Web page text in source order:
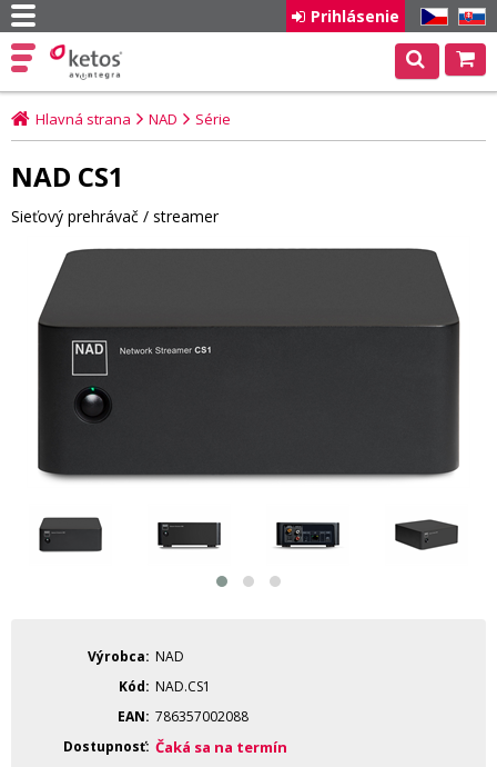
CZ SK
Prihlásenie
Hlavná strana NAD Série
NAD CS1
Sieťový prehrávač / streamer
Výrobca
NAD
Kód
NAD.CS1
EAN 786357002088
Dostupnosť Čaká sa na termín